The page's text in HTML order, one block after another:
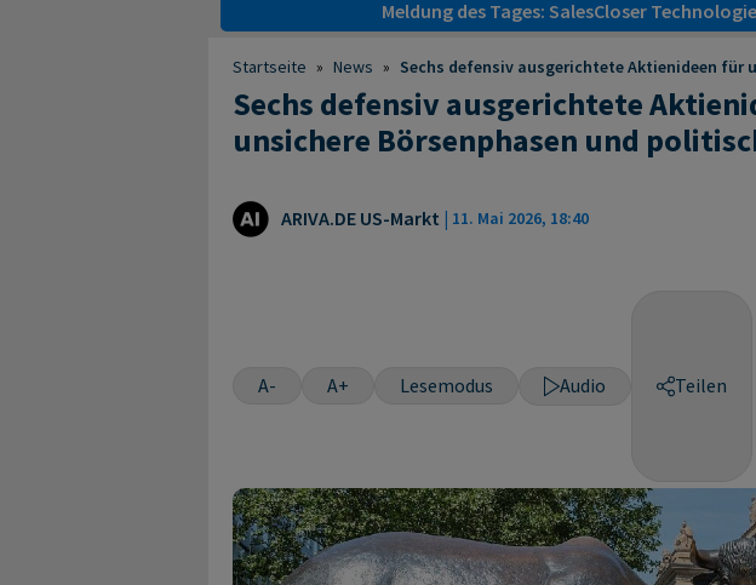
Meldung des Tages: SalesCloser
Startseite » News » Sechs defensiv ausgerichtete Aktienideen für
Sechs defensiv ausgerichtete
unsichere Börsenphasen und
ARIVA.DE US-Markt | 11. Mai 2026, 18:40
A- A+ Lesemodus Audio Teilen